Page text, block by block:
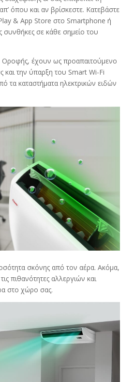
όπου και αν βρίσκεστε. Κατεβάστε
& App Store στο Smartphone ή
συνθήκες σε κάθε σημείο του
Οροφής, έχουν ως προαπαιτούμενο
και την ύπαρξη του Smart Wi-Fi
τα καταστήματα ηλεκτρικών ειδών
σκόνης από τον αέρα. Ακόμα,
πιθανότητες αλλεργιών και
στο χώρο σας.